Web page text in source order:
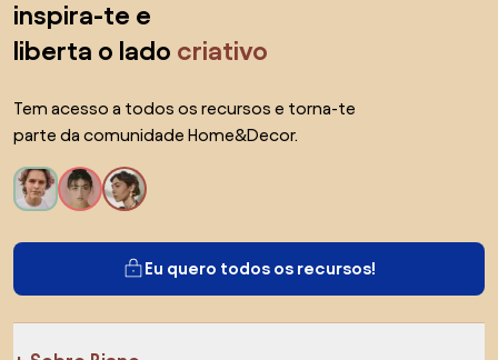
inspira-te e
liberta o lado criativo
Tem acesso a todos os recursos e torna-te
parte da comunidade Home&Decor.
Eu quero todos os recursos!